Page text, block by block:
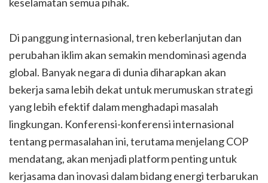
Di panggung internasional, tren keberlanjutan dan
perubahan iklim akan semakin mendominasi agenda
global. Banyak negara di dunia diharapkan akan
bekerja sama lebih dekat untuk merumuskan strategi
yang lebih efektif dalam menghadapi masalah
lingkungan. Konferensi-konferensi internasional
tentang permasalahan ini, terutama menjelang COP
mendatang, akan menjadi platform penting untuk
kerjasama dan inovasi dalam bidang energi terbarukan